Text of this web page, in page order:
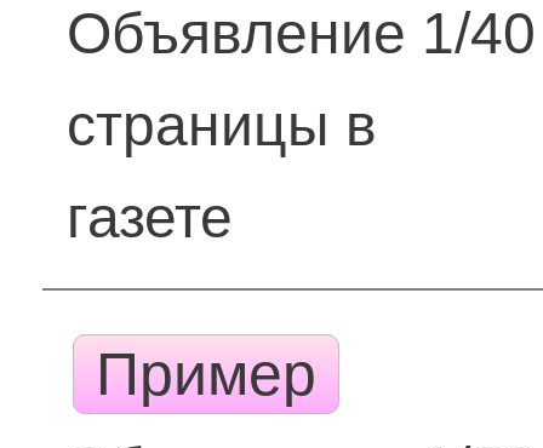
Объявление 1/40
страницы в
газете
Пример